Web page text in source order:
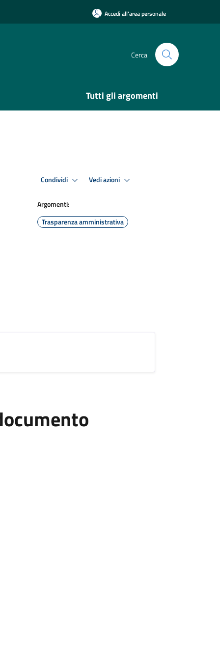
Accedi all'area personale
Cerca
Tutti gli argomenti
Condividi Vedi azioni
Argomenti:
Trasparenza amministrativa